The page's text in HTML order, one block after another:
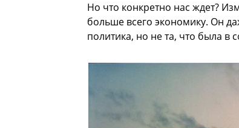
Но что конкретно нас ждет?
больше всего экономику. Он
политика, но не та, что была в